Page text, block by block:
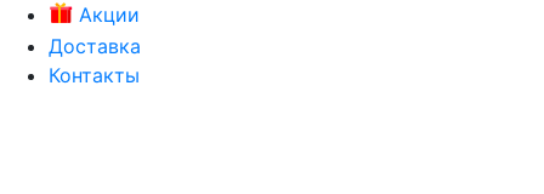
Акции
Доставка
Контакты